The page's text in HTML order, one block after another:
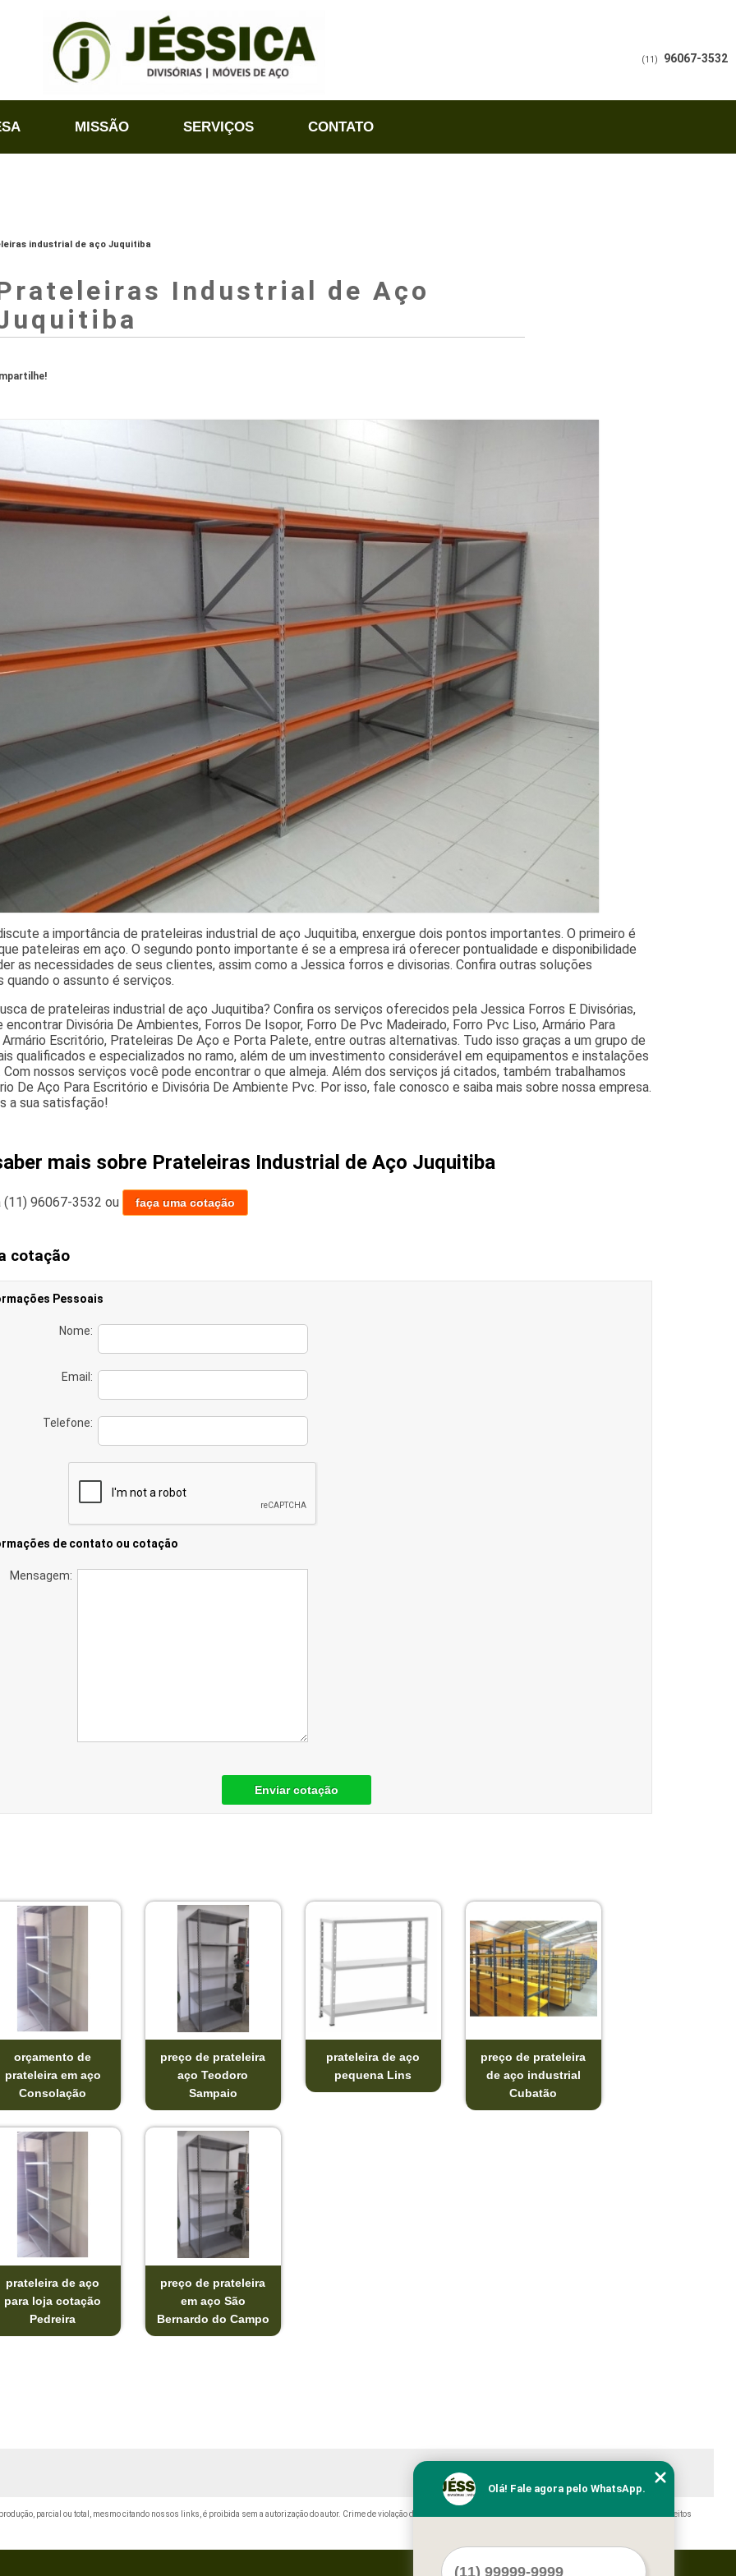
MISSÃO SERVIÇOS CONTATO
(11) 96067-3532
industrial de aço Juquitiba
Industrial de Aço
a importância de prateleiras industrial de aço Juquitiba, enxergue dois pontos importantes. O primeiro é
pateleiras em aço. O segundo ponto importante é se a empresa irá oferecer pontualidade e disponibilidade
as necessidades de seus clientes, assim como a Jessica forros e divisorias. Confira outras soluções
quando o assunto é serviços.
de prateleiras industrial de aço Juquitiba? Confira os serviços oferecidos pela Jessica Forros E Divisórias,
encontrar Divisória De Ambientes, Forros De Isopor, Forro De Pvc Madeirado, Forro Pvc Liso, Armário Para
Escritório, Prateleiras De Aço e Porta Palete, entre outras alternativas. Tudo isso graças a um grupo de
qualificados e especializados no ramo, além de um investimento considerável em equipamentos e instalações
Com nossos serviços você pode encontrar o que almeja. Além dos serviços já citados, também trabalhamos
De Aço Para Escritório e Divisória De Ambiente Pvc. Por isso, fale conosco e saiba mais sobre nossa empresa.
a sua satisfação!
mais sobre Prateleiras Industrial de Aço Juquitiba
(11) 96067-3532 ou faça uma cotação
cotação
Pessoais
Nome:
Email:
Telefone:
de contato ou cotação
Mensagem:
Enviar cotação
orçamento de
prateleira em aço
Consolação
preço de prateleira
aço Teodoro
Sampaio
prateleira de aço
pequena Lins
preço de prateleira
de aço industrial
Cubatão
prateleira de aço
para loja cotação
Pedreira
preço de prateleira
em aço São
Bernardo do Campo
parcial ou total, mesmo citando nossos links, é proibida sem a autorização do autor. Crime de violação de direito autoral – artigo 184 do Código Penal – Lei 9610/98 - Lei de direitos
Olá! Fale agora pelo WhatsApp.